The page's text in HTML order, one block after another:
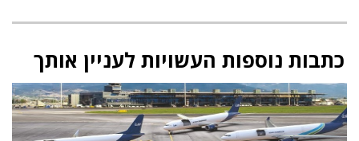
כתבות נוספות העשויות לעניין אותך